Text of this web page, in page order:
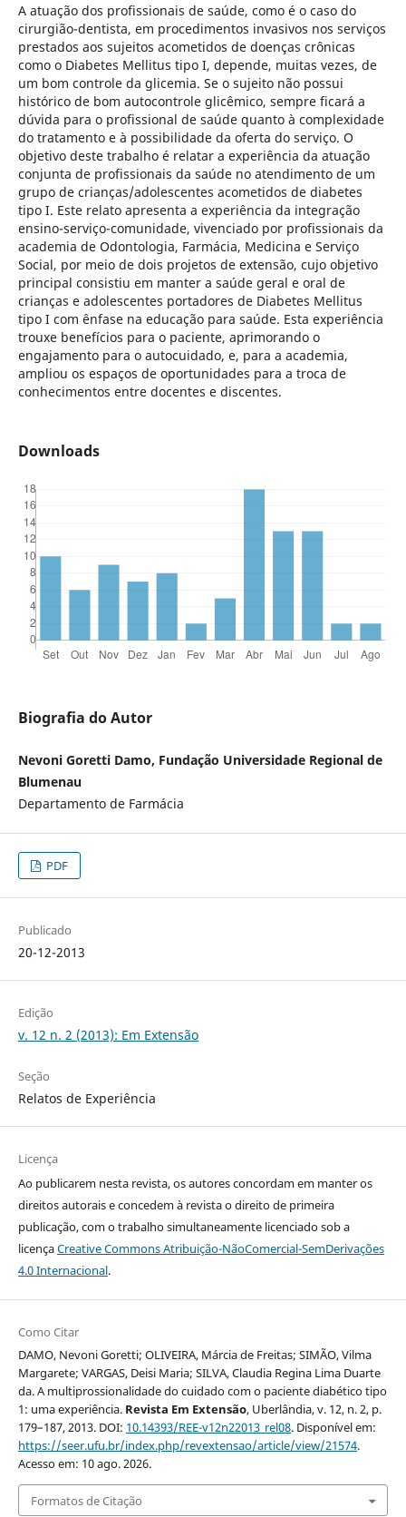
A atuação dos profissionais de saúde, como é o caso do
cirurgião-dentista, em procedimentos invasivos nos serviços
prestados aos sujeitos acometidos de doenças crônicas
como o Diabetes Mellitus tipo I, depende, muitas vezes, de
um bom controle da glicemia. Se o sujeito não possui
histórico de bom autocontrole glicêmico, sempre ficará a
dúvida para o profissional de saúde quanto à complexidade
do tratamento e à possibilidade da oferta do serviço. O
objetivo deste trabalho é relatar a experiência da atuação
conjunta de profissionais da saúde no atendimento de um
grupo de crianças/adolescentes acometidos de diabetes
tipo I. Este relato apresenta a experiência da integração
ensino-serviço-comunidade, vivenciado por profissionais da
academia de Odontologia, Farmácia, Medicina e Serviço
Social, por meio de dois projetos de extensão, cujo objetivo
principal consistiu em manter a saúde geral e oral de
crianças e adolescentes portadores de Diabetes Mellitus
tipo I com ênfase na educação para saúde. Esta experiência
trouxe benefícios para o paciente, aprimorando o
engajamento para o autocuidado, e, para a academia,
ampliou os espaços de oportunidades para a troca de
conhecimentos entre docentes e discentes.
Downloads
Biografia do Autor
Nevoni Goretti Damo, Fundação Universidade Regional de
Blumenau
Departamento de Farmácia
PDF
Publicado
20-12-2013
Edição
v. 12 n. 2 (2013): Em Extensão
Seção
Relatos de Experiência
Licença
Ao publicarem nesta revista, os autores concordam em manter os
direitos autorais e concedem à revista o direito de primeira
publicação, com o trabalho simultaneamente licenciado sob a
licençaCreative Commons Atribuição-NãoComercial-SemDerivações
4.0 Internacional.
Como Citar
DAMO, Nevoni Goretti; OLIVEIRA, Márcia de Freitas; SIMÃO, Vilma
Margarete; VARGAS, Deisi Maria; SILVA, Claudia Regina Lima Duarte
da. A multiprossionalidade do cuidado com o paciente diabético tipo
1: uma experiência. Revista Em Extensão, Uberlândia, v. 12, n. 2, p.
179–187, 2013. DOI: 10.14393/REE-v12n22013_rel08. Disponível em:
https://seer.ufu.br/index.php/revextensao/article/view/21574.
Acesso em: 10 ago. 2026.
Formatos de Citação